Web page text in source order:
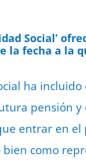
Social’
la fecha a la
ha
pensión y
entrar en el
como